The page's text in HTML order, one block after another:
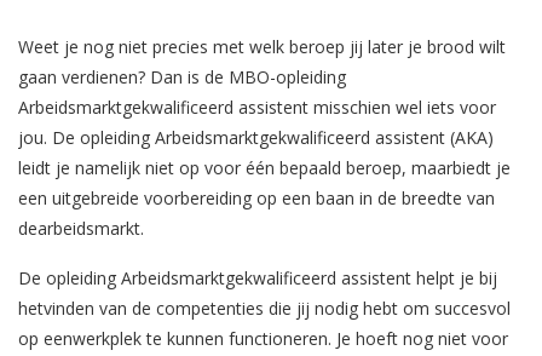
Weet je nog niet precies met welk beroep jij later je brood wilt
gaan verdienen? Dan is de MBO-opleiding
Arbeidsmarktgekwalificeerd assistent misschien wel iets voor
jou. De opleiding Arbeidsmarktgekwalificeerd assistent (AKA)
leidt je namelijk niet op voor één bepaald beroep, maarbiedt je
een uitgebreide voorbereiding op een baan in de breedte van
dearbeidsmarkt.
De opleiding Arbeidsmarktgekwalificeerd assistent helpt je bij
hetvinden van de competenties die jij nodig hebt om succesvol
op eenwerkplek te kunnen functioneren. Je hoeft nog niet voor